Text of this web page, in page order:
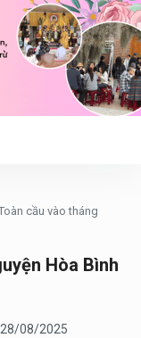
cầu vào tháng
Hòa Bình
28/08/2025